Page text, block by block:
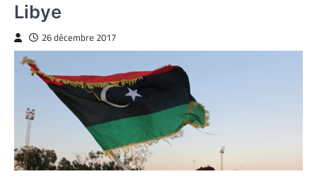
Libye
26 décembre 2017